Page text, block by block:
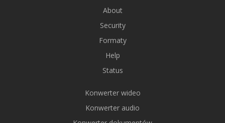
About
Security
Formaty
Help
Status
Konwerter wideo
Konwerter audio